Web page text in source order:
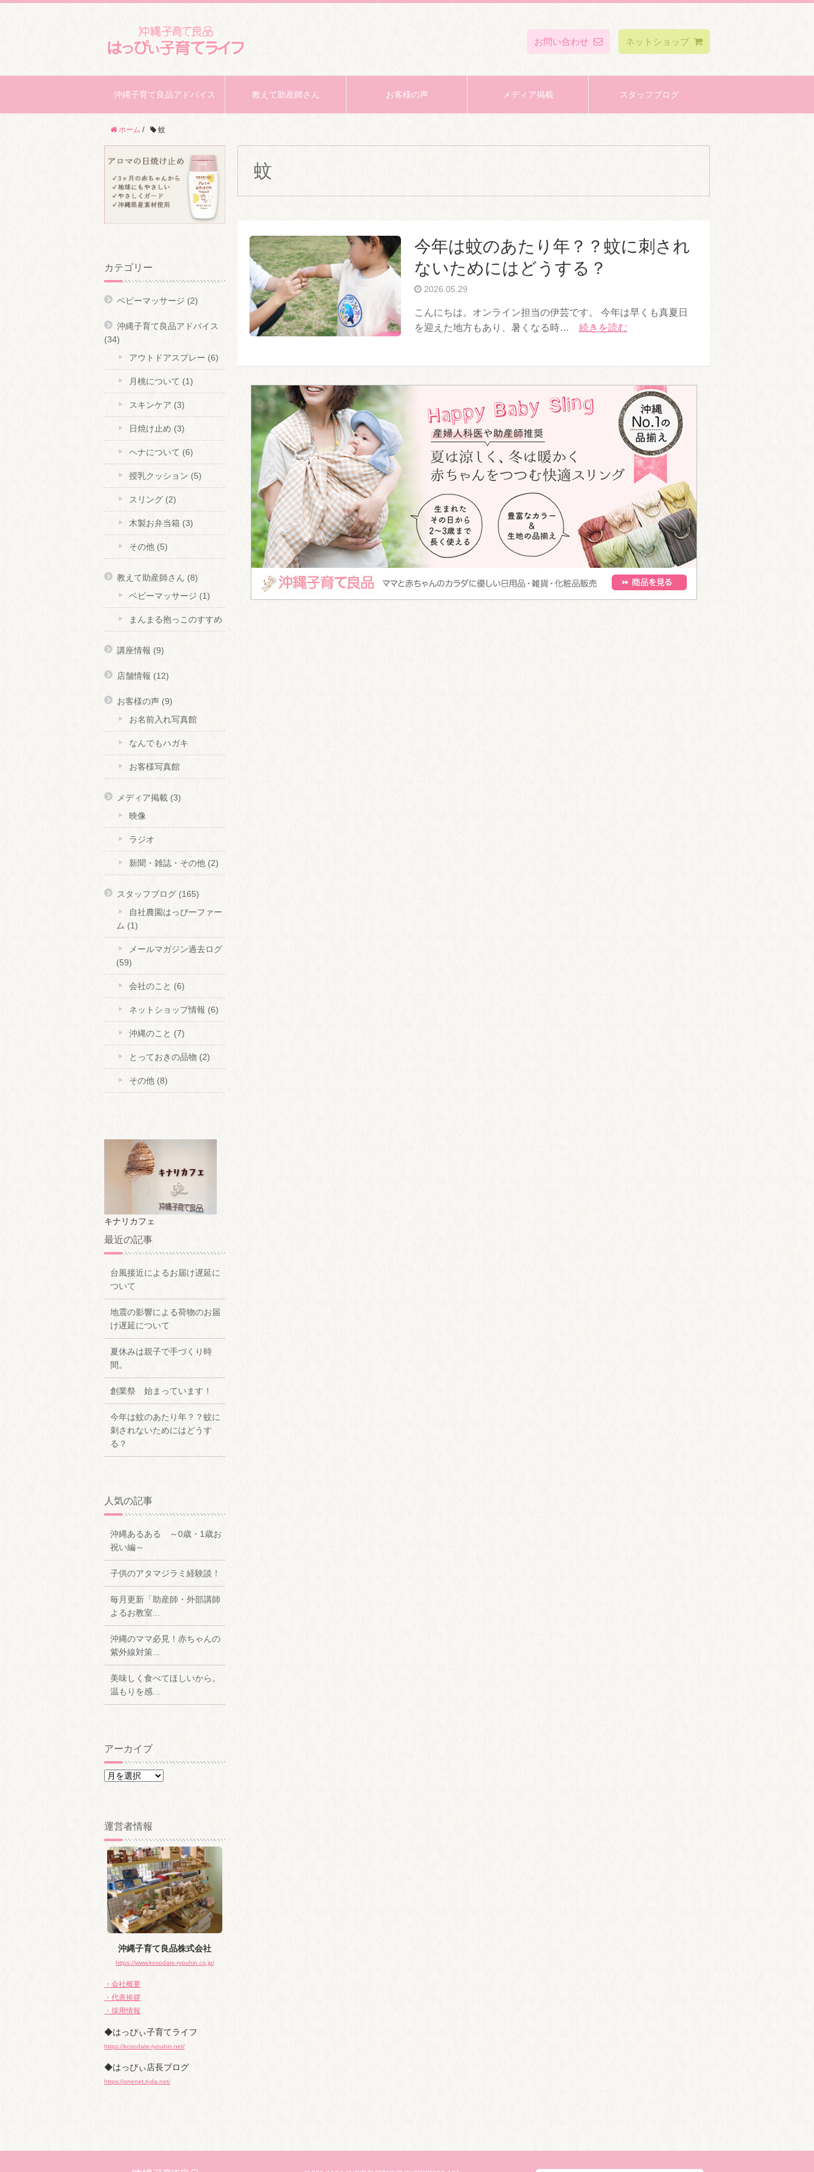
お問い合わせ ネットショップ
沖縄子育て良品アドバイス 教えて助産師さん お客様の声 メディア掲載 スタッフブログ
ホーム / 蚊
蚊
今年は蚊のあたり年？？蚊に刺され
ないためにはどうする？
2026.05.29
こんにちは。オンライン担当の伊芸です。 今年は早くも真夏日
を迎えた地方もあり、暑くなる時… 続きを読む
カテゴリー
ベビーマッサージ (2)
沖縄子育て良品アドバイス
(34)
アウトドアスプレー (6)
月桃について (1)
スキンケア (3)
日焼け止め (3)
ヘナについて (6)
授乳クッション (5)
スリング (2)
木製お弁当箱 (3)
その他 (5)
教えて助産師さん (8)
ベビーマッサージ (1)
まんまる抱っこのすすめ
講座情報 (9)
店舗情報 (12)
お客様の声 (9)
お名前入れ写真館
なんでもハガキ
お客様写真館
メディア掲載 (3)
映像
ラジオ
新聞・雑誌・その他 (2)
スタッフブログ (165)
自社農園はっぴーファー
ム (1)
メールマガジン過去ログ
(59)
会社のこと (6)
ネットショップ情報 (6)
沖縄のこと (7)
とっておきの品物 (2)
その他 (8)
キナリカフェ
最近の記事
台風接近によるお届け遅延に
ついて
地震の影響による荷物のお届
け遅延について
夏休みは親子で手づくり時
間。
創業祭 始まっています！
今年は蚊のあたり年？？蚊に
刺されないためにはどうす
る？
人気の記事
沖縄あるある ～0歳・1歳お
祝い編～
子供のアタマジラミ経験談！
毎月更新「助産師・外部講師
よるお教室...
沖縄のママ必見！赤ちゃんの
紫外線対策...
美味しく食べてほしいから。
温もりを感...
アーカイブ
ア
ブ
運営者情報
沖縄子育て良品株式会社
https://www.kosodate-ryouhin.co.jp/
・会社概要
・代表挨拶
・採用情報
◆はっぴぃ子育てライフ
https://kosodate-ryouhin.net/
◆はっぴぃ店長ブログ
https://onenet.ti-da.net/